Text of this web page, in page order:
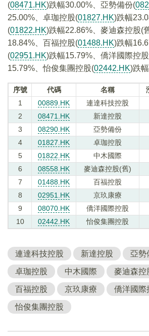
(08471.HK)跌幅30.00%、亞勢備份(
25.00%、卓珈控股(01827.HK)跌幅
(01822.HK)跌幅22.86%、麥迪森控股(
18.84%、百福控股(01488.HK)跌幅
(02951.HK)跌幅15.79%、僑洋國際控
15.79%、怡俊集團控股(02442.HK)跌
序號 代碼 名稱
1
00889.HK 連達科技控股
2
08471.HK 新達控股
3
08290.HK 亞勢備份
4
01827.HK 卓珈控股
5
01822.HK 中木國際
6
08558.HK 麥迪森控股(舊)
7
01488.HK 百福控股
8
02951.HK 京玖康療
9
08070.HK 僑洋國際控股
10
02442.HK 怡俊集團控股
連達科技控股 新達控股 亞勢
卓珈控股 中木國際 麥迪森控
百福控股 京玖康療 僑洋國際
怡俊集團控股